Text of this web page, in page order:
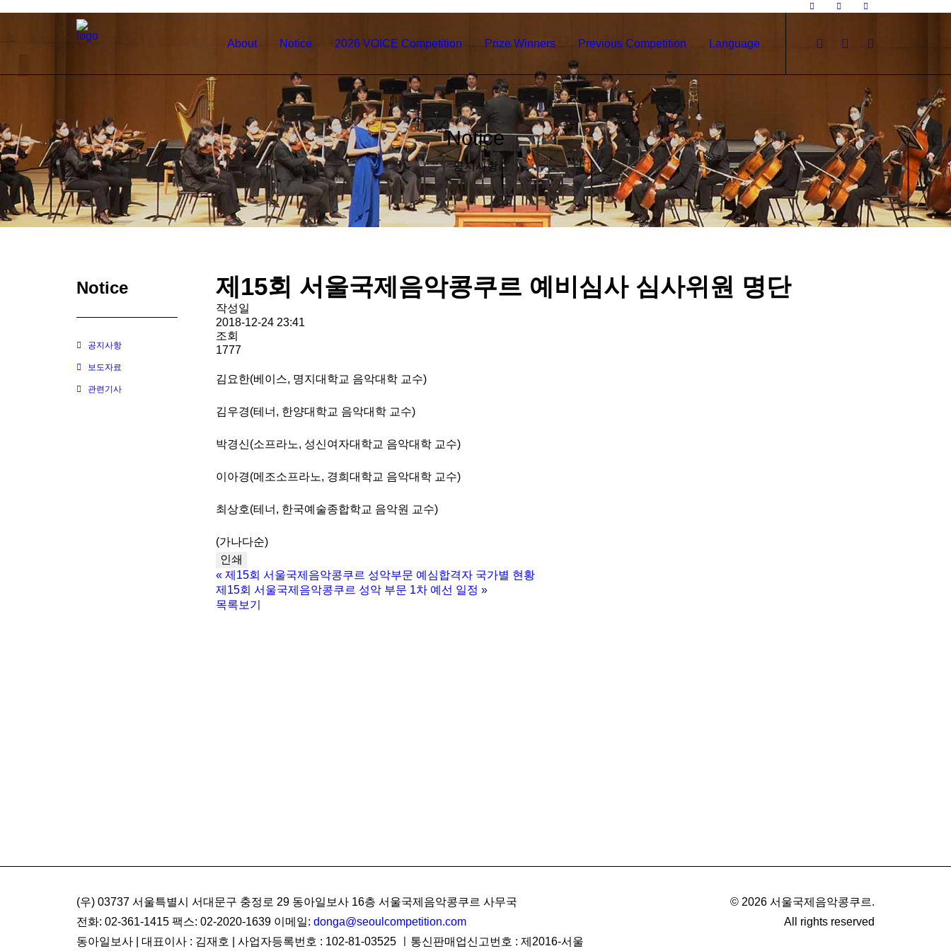
About Notice 2026 VOICE Competition Prize Winners Previous Competition Language
Notice
공지사항
Notice
공지사항
보도자료
관련기사
제15회 서울국제음악콩쿠르 예비심사 심사위원 명단
작성일
2018-12-24 23:41
조회
1777
김요한(베이스, 명지대학교 음악대학 교수)
김우경(테너, 한양대학교 음악대학 교수)
박경신(소프라노, 성신여자대학교 음악대학 교수)
이아경(메조소프라노, 경희대학교 음악대학 교수)
최상호(테너, 한국예술종합학교 음악원 교수)
(가나다순)
인쇄
« 제15회 서울국제음악콩쿠르 성악부문 예심합격자 국가별 현황
제15회 서울국제음악콩쿠르 성악 부문 1차 예선 일정 »
목록보기
(우) 03737 서울특별시 서대문구 충정로 29 동아일보사 16층 서울국제음악콩쿠르 사무국
전화: 02-361-1415 팩스: 02-2020-1639 이메일: donga@seoulcompetition.com
동아일보사 | 대표이사 : 김재호 | 사업자등록번호 : 102-81-03525 ㅣ통신판매업신고번호 : 제2016-서울
© 2026 서울국제음악콩쿠르.
All rights reserved